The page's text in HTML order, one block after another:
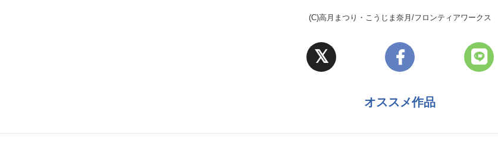
(C)高月まつり・こうじま奈月/フロンティアワークス
オススメ作品